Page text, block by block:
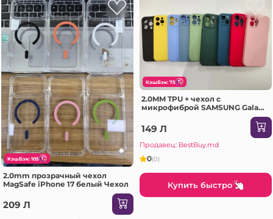
КэшБэк: 105
2.0mm прозрачный чехол
MagSafe iPhone 17 белый Чехол
209 Л
КэшБэк: 75
2.0MM TPU + чехол с
микрофиброй SAMSUNG Galaxy
A26 светло-фиолетовый Чехол
149 Л
Продавец: BestBuy.md
0(0)
Купить быстро